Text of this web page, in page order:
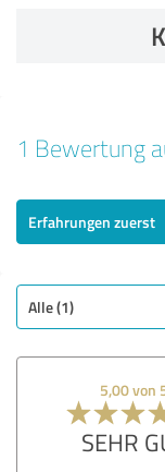
Bewertung vom
SEHR
Qualität
Nutzen
Beratung
1 Bewertung
Erfahrungen zuerst
Alle (1)
5,00 von
SEHR